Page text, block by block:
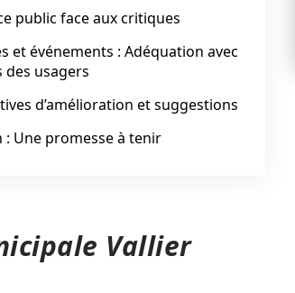
public face aux critiques
et événements : Adéquation avec
des usagers
d’amélioration et suggestions
: Une promesse à tenir
Vallier